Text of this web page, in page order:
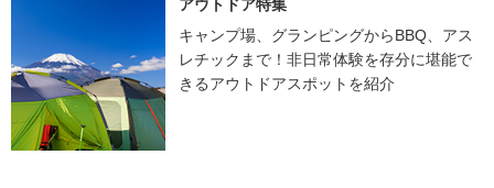
アウトドア特集
キャンプ場、グランピングからBBQ、アス
レチックまで！非日常体験を存分に堪能で
きるアウトドアスポットを紹介